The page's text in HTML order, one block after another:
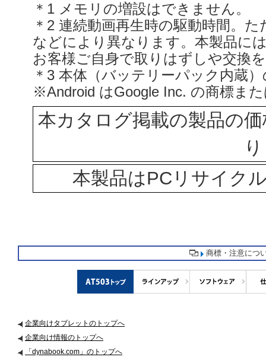
＊1 メモリの増設はできません。
＊2 連続動画再生時の駆動時間。
などにより異なります。本製品に
お客様ご自身で取りはずしや交換
＊3 本体（バッテリーパック内蔵
※Android はGoogle Inc. の商標ま
本カタログ掲載の製品の
本製品はPCリサイク
商標・注意につ
企業向けタブレットのトップへ
企業向け情報のトップへ
「dynabook.com」のトップへ